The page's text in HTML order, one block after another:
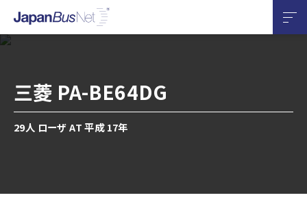
三菱 PA-BE64DG
29人 ローザ AT 平成 17年